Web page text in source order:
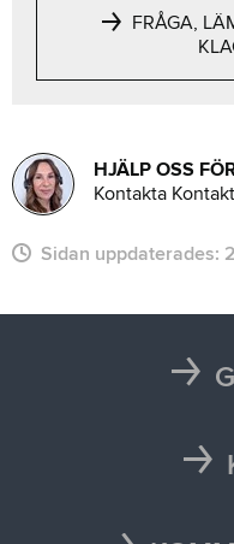
FRÅGA,
HJÄLP OSS
Kontakta
Sidan uppdaterades: